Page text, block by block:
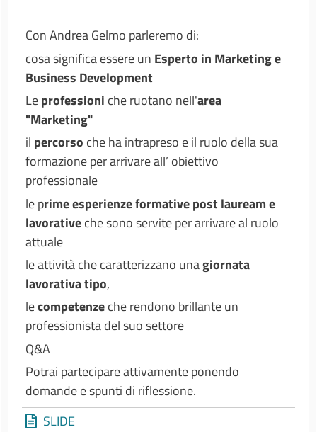
Con Andrea Gelmo parleremo di:
cosa significa essere un Esperto in Marketing e
Business Development
Leprofessioni che ruotano nell'area
"Marketing"
il percorso che ha intrapreso e il ruolo della sua
formazione per arrivare all’ obiettivo
professionale
le prime esperienze formative post lauream e
lavorativeche sono servite per arrivare al ruolo
attuale
le attività che caratterizzano unagiornata
lavorativa tipo,
lecompetenzeche rendono brillante un
professionista del suo settore
Q&A
Potrai partecipare attivamente ponendo
domande e spunti di riflessione.
SLIDE